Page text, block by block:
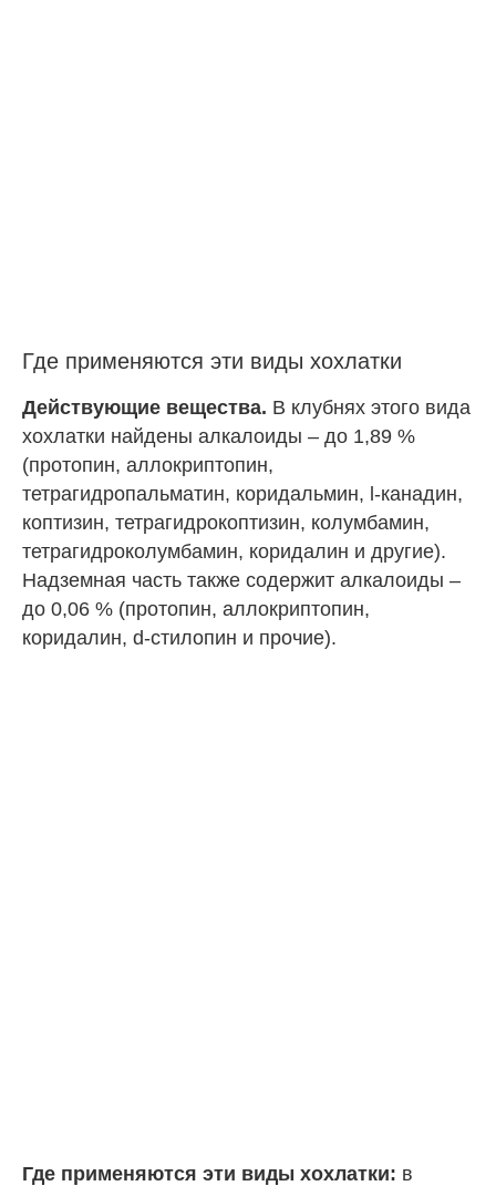
Где применяются эти виды хохлатки
Действующие вещества. В клубнях этого вида
хохлатки найдены алкалоиды – до 1,89 %
(протопин, аллокриптопин,
тетрагидропальматин, коридальмин, l-канадин,
коптизин, тетрагидрокоптизин, колумбамин,
тетрагидроколумбамин, коридалин и другие).
Надземная часть также содержит алкалоиды –
до 0,06 % (протопин, аллокриптопин,
коридалин, d-стилопин и прочие).
Где применяются эти виды хохлатки: в